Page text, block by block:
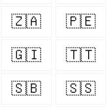
🇿🇦 🇵🇪
🇬🇮 🇹🇹
🇸🇧 🇸🇸